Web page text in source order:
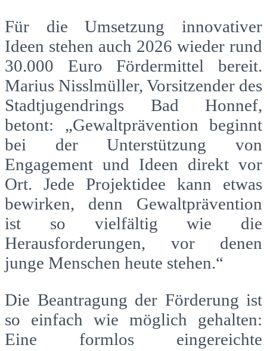
Für die Umsetzung innovativer
Ideen stehen auch 2026 wieder rund
30.000 Euro Fördermittel bereit.
Marius Nisslmüller, Vorsitzender des
Stadtjugendrings Bad Honnef,
betont: „Gewaltprävention beginnt
bei der Unterstützung von
Engagement und Ideen direkt vor
Ort. Jede Projektidee kann etwas
bewirken, denn Gewaltprävention
ist so vielfältig wie die
Herausforderungen, vor denen
junge Menschen heute stehen.“
Die Beantragung der Förderung ist
so einfach wie möglich gehalten:
Eine formlos eingereichte